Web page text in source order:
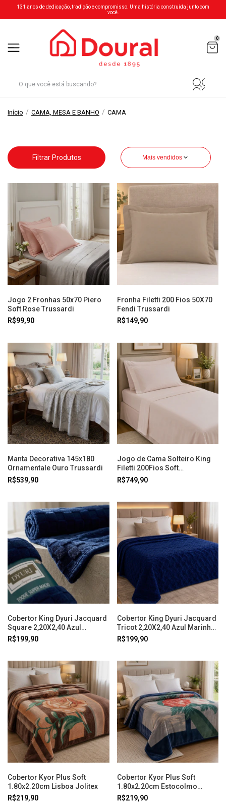
131 anos de dedicação, tradição e compromisso. Uma história construída junto com
você.
0
Início / CAMA, MESA E BANHO / CAMA
Filtrar Produtos Mais vendidos
Jogo 2 Fronhas 50x70 Piero
Soft Rose Trussardi
R$99,90
Fronha Filetti 200 Fios 50X70
Fendi Trussardi
R$149,90
Manta Decorativa 145x180
Ornamentale Ouro Trussardi
R$539,90
Jogo de Cama Solteiro King
Filetti 200Fios Soft
Rose/Branco Trussardi
R$749,90
Cobertor King Dyuri Jacquard
Square 2,20X2,40 Azul
Marinho Jolitex
R$199,90
Cobertor King Dyuri Jacquard
Tricot 2,20X2,40 Azul Marinho
Jolitex
R$199,90
Cobertor Kyor Plus Soft
1.80x2.20cm Lisboa Jolitex
R$219,90
Cobertor Kyor Plus Soft
1.80x2.20cm Estocolmo
Jolitex
R$219,90